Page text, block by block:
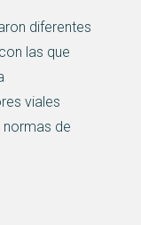
diferentes
las que
viales
de